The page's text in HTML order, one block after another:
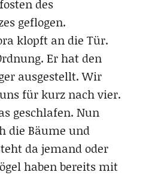
des
geflogen.
klopft an die Tür.
Er hat den
ausgestellt. Wir
für kurz nach vier.
geschlafen. Nun
die Bäume und
da jemand oder
haben bereits mit